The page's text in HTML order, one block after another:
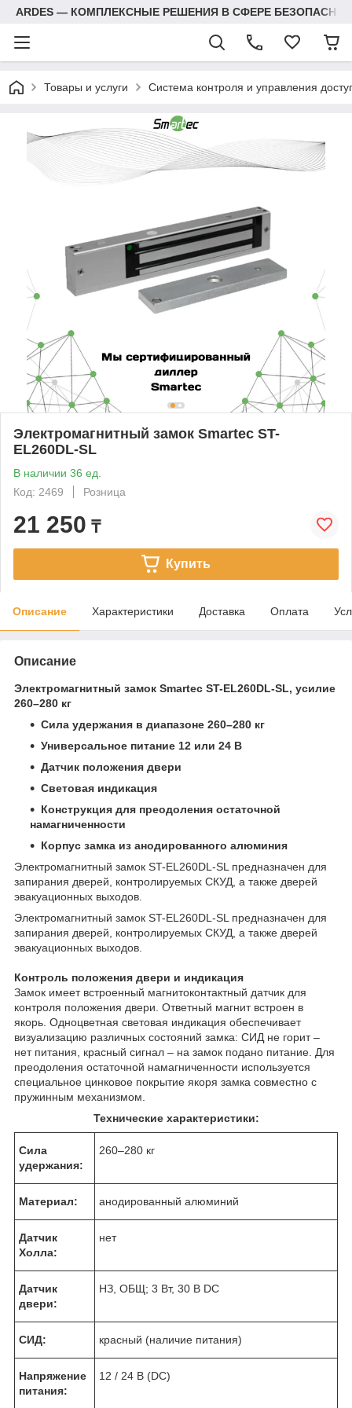
ARDES — КОМПЛЕКСНЫЕ РЕШЕНИЯ В СФЕРЕ
Товары и услуги Система контроля и управления
Электромагнитный замок Smartec ST-
EL260DL-SL
В наличии 36 ед.
Код: 2469
Розница
21 250 ₸
Купить
Описание Характеристики Доставка Оплата
Описание
Электромагнитный замок Smartec ST-EL260DL-SL, усилие
260–280 кг
Сила удержания в диапазоне 260–280 кг
Универсальное питание 12 или 24 В
Датчик положения двери
Световая индикация
Конструкция для преодоления остаточной
намагниченности
Корпус замка из анодированного алюминия
Электромагнитный замок ST-EL260DL-SL предназначен для
запирания дверей, контролируемых СКУД, а также дверей
эвакуационных выходов.
Электромагнитный замок ST-EL260DL-SL предназначен для
запирания дверей, контролируемых СКУД, а также дверей
эвакуационных выходов.
Контроль положения двери и индикация
Замок имеет встроенный магнитоконтактный датчик для
контроля положения двери. Ответный магнит встроен в
якорь. Одноцветная световая индикация обеспечивает
визуализацию различных состояний замка: СИД не горит –
нет питания, красный сигнал – на замок подано питание. Для
преодоления остаточной намагниченности используется
специальное цинковое покрытие якоря замка совместно с
пружинным механизмом.
Технические характеристики:
Сила
удержания:
260–280 кг
Материал: анодированный алюминий
Датчик
Холла:
нет
Датчик
двери:
НЗ, ОБЩ; 3 Вт, 30 В DC
СИД: красный (наличие питания)
Напряжение
питания:
12 / 24 В (DC)